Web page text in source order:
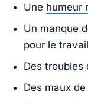
Une humeur
Un manque
pour le travail
Des troubles
Des maux